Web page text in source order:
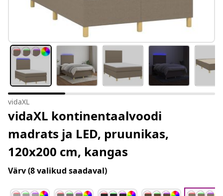
vidaXL
vidaXL kontinentaalvoodi
madrats ja LED, pruunikas,
120x200 cm, kangas
Värv(8 valikud saadaval)